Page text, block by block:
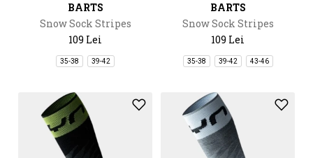
BARTS
Snow Sock Stripes
109 Lei
35-38 39-42
BARTS
Snow Sock Stripes
109 Lei
35-38 39-42 43-46